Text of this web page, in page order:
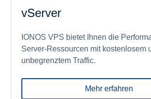
vServer
IONOS VPS bietet Ihnen die
Server-Ressourcen mit kostenlosem
unbegrenztem Traffic.
Mehr erfahren